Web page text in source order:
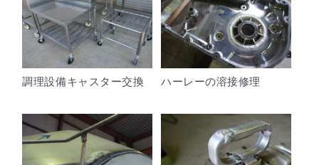
調理設備キャスター交換 ハーレーの溶接修理